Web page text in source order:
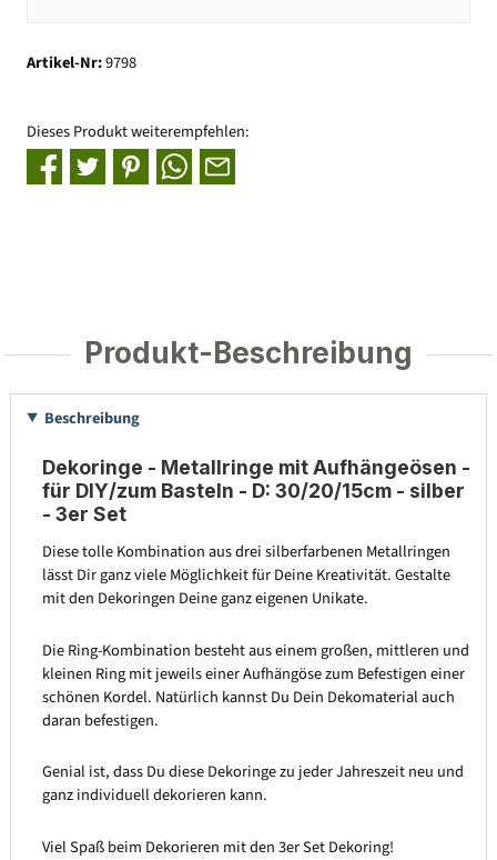
Artikel-Nr:9798
Dieses Produkt weiterempfehlen:
Produkt-Beschreibung
Beschreibung
Dekoringe - Metallringe mit Aufhängeösen -
für DIY/zum Basteln - D: 30/20/15cm - silber
- 3er Set
Diese tolle Kombination aus drei silberfarbenen Metallringen
lässt Dir ganz viele Möglichkeit für Deine Kreativität. Gestalte
mit den Dekoringen Deine ganz eigenen Unikate.
Die Ring-Kombination besteht aus einem großen, mittleren und
kleinen Ring mit jeweils einer Aufhängöse zum Befestigen einer
schönen Kordel. Natürlich kannst Du Dein Dekomaterial auch
daran befestigen.
Genial ist, dass Du diese Dekoringe zu jeder Jahreszeit neu und
ganz individuell dekorieren kann.
Viel Spaß beim Dekorieren mit den 3er Set Dekoring!